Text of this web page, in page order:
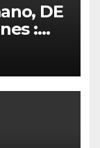
DE
:
la
»